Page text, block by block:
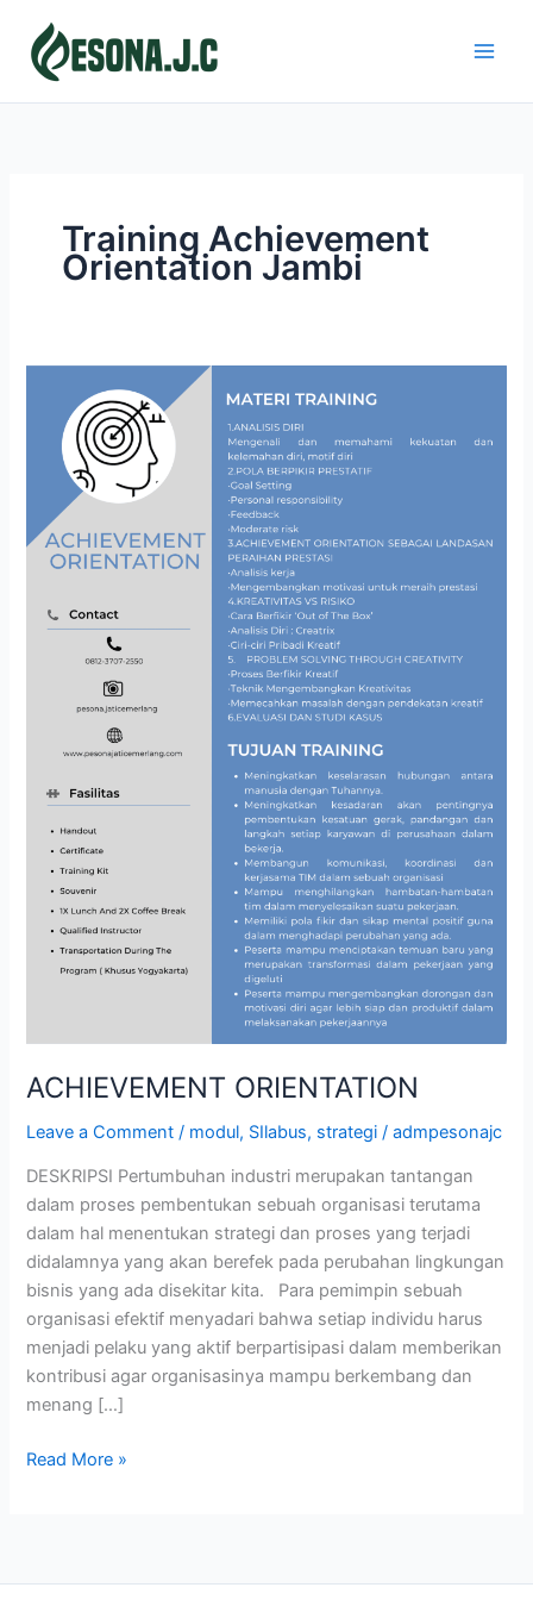
content
Training Achievement
Orientation Jambi
ACHIEVEMENT ORIENTATION
Leave a Comment / modul, SIlabus, strategi /admpesonajc
DESKRIPSI Pertumbuhan industri merupakan tantangan
dalam proses pembentukan sebuah organisasi terutama
dalam hal menentukan strategi dan proses yang terjadi
didalamnya yang akan berefek pada perubahan lingkungan
bisnis yang ada disekitar kita. Para pemimpin sebuah
organisasi efektif menyadari bahwa setiap individu harus
menjadi pelaku yang aktif berpartisipasi dalam memberikan
kontribusi agar organisasinya mampu berkembang dan
menang […]
ORIENTATION
Read More »